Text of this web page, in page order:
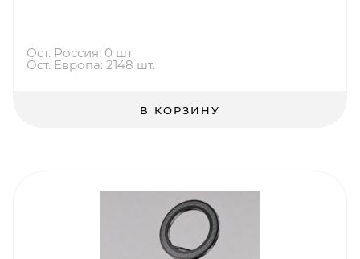
Ост. Россия: 0 шт.
Ост. Европа: 2148 шт.
В КОРЗИНУ